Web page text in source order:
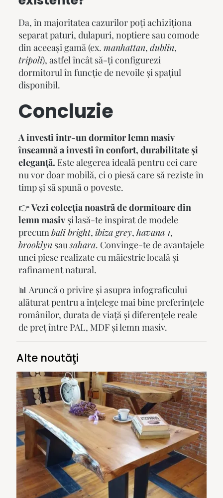
Da, în majoritatea cazurilor poți achiziționa
separat paturi, dulapuri, noptiere sau comode
din aceeași gamă (ex. manhattan, dublin,
tripoli), astfel încât să-ți configurezi
dormitorul în funcție de nevoile și spațiul
disponibil.
Concluzie
A investi într-undormitor lemn masiv
înseamnă a investi în confort, durabilitate și
eleganță. Este alegerea ideală pentru cei care
nu vor doar mobilă, ci o piesă care să reziste în
timp și să spună o poveste.
👉Vezi colecția noastră dedormitoare din
lemn masivși lasă-te inspirat de modele
precumbali bright, ibiza grey, havana 1,
brooklynsausahara. Convinge-te de avantajele
unei piese realizate cu măiestrie locală și
rafinament natural.
📊 Aruncă o privire și asupra infograficului
alăturat pentru a înțelege mai bine preferințele
românilor, durata de viață și diferențele reale
de preț între PAL, MDF și lemn masiv.
Alte noutăţi